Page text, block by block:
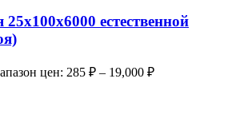
25х100х6000 естественной
цен: 285 ₽ – 19,000 ₽